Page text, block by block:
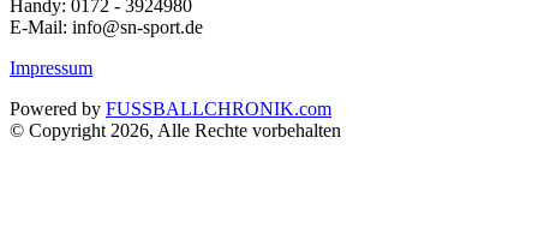
Handy: 0172 - 3924980
E-Mail: info@sn-sport.de
Impressum
Powered by FUSSBALLCHRONIK.com
© Copyright 2026, Alle Rechte vorbehalten